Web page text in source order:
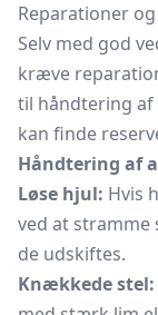
Reparationer
Selv med god
kræve
til håndtering
kan finde
Håndtering af
Løse hjul: Hvis
ved at stramme
de udskiftes.
Knækkede stel: